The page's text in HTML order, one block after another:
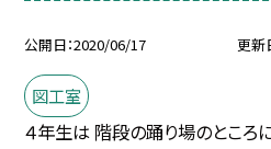
公開日 2020/06/17 更新
図工室
４年生は 階段の踊り場のところ